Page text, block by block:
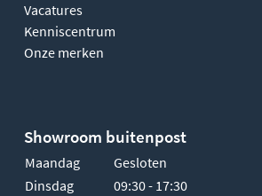
Vacatures
Kenniscentrum
Onze merken
Showroom buitenpost
Maandag
Gesloten
Dinsdag
09:30 - 17:30